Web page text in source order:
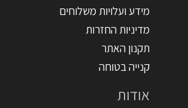
מידע ועלויות משלוחים
מדיניות החזרות
תקנון האתר
קנייה בטוחה
אודות